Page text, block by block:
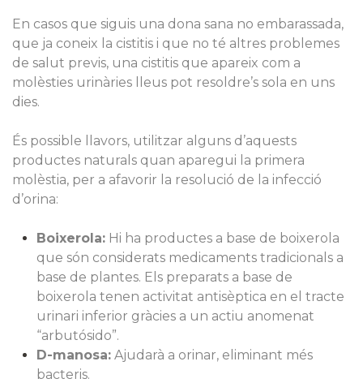
En casos que siguis una dona sana no embarassada,
que ja coneix la cistitis i que no té altres problemes
de salut previs, una cistitis que apareix com a
molèsties urinàries lleus pot resoldre’s sola en uns
dies.
És possible llavors, utilitzar alguns d’aquests
productes naturals quan aparegui la primera
molèstia, per a afavorir la resolució de la infecció
d’orina:
Boixerola: Hi ha productes a base de boixerola
que són considerats medicaments tradicionals a
base de plantes. Els preparats a base de
boixerola tenen activitat antisèptica en el tracte
urinari inferior gràcies a un actiu anomenat
“arbutósido”.
D-manosa: Ajudarà a orinar, eliminant més
bacteris.